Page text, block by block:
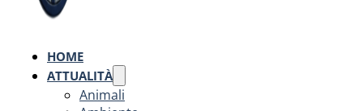
HOME
ATTUALITÀ
Animali